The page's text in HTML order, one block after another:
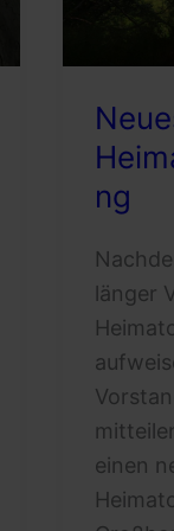
ng
länger
einen